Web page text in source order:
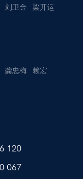
刘卫金
梁开运
龚忠梅
赖宏
120
067